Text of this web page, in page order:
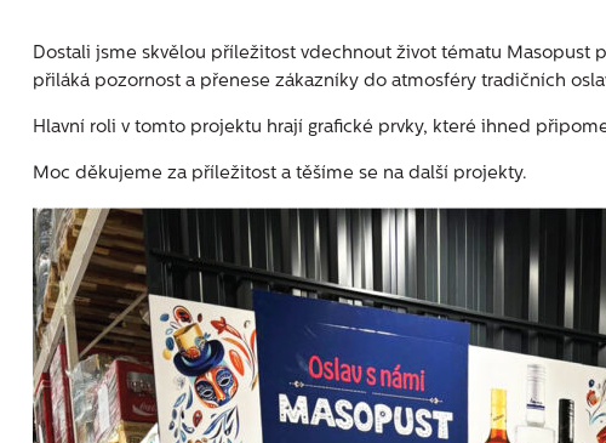
Dostali jsme skvělou příležitost vdechnout život tématu Masopust
přiláká pozornost a přenese zákazníky do atmosféry tradičních
Hlavní roli v tomto projektu hrají grafické prvky, které ihned
Moc děkujeme za příležitost a těšíme se na další projekty.